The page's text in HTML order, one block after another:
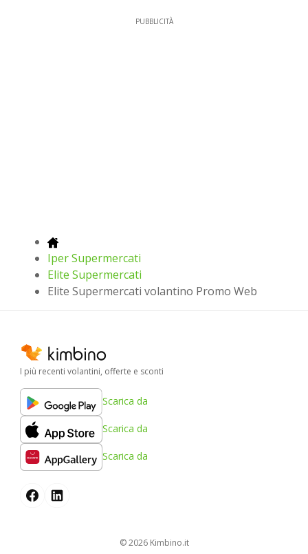
PUBBLICITÀ
Iper Supermercati
Elite Supermercati
Elite Supermercati volantino Promo Web
I più recenti volantini, offerte e sconti
Scarica da
Scarica da
Scarica da
© 2026 kimbino.it